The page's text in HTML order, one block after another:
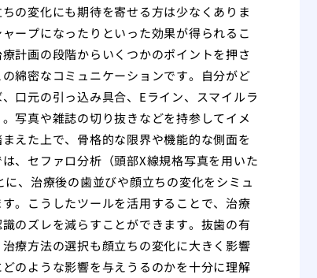
の変化にも期待を寄せる方は少なくありま
ープになったりといった効果が得られるこ
計画の段階からいくつかのポイントを押さ
綿密なコミュニケーションです。自分がど
口元の引っ込み具合、Eライン、スマイルラ
写真や雑誌の切り抜きなどを持参してイメ
えた上で、骨格的な限界や機能的な側面を
、セファロ分析（頭部X線規格写真を用いた
、治療後の歯並びや顔立ちの変化をシミュ
。こうしたツールを活用することで、治療
のズレを減らすことができます。抜歯の有
療方法の選択も顔立ちの変化に大きく影響
のような影響を与えうるのかを十分に理解